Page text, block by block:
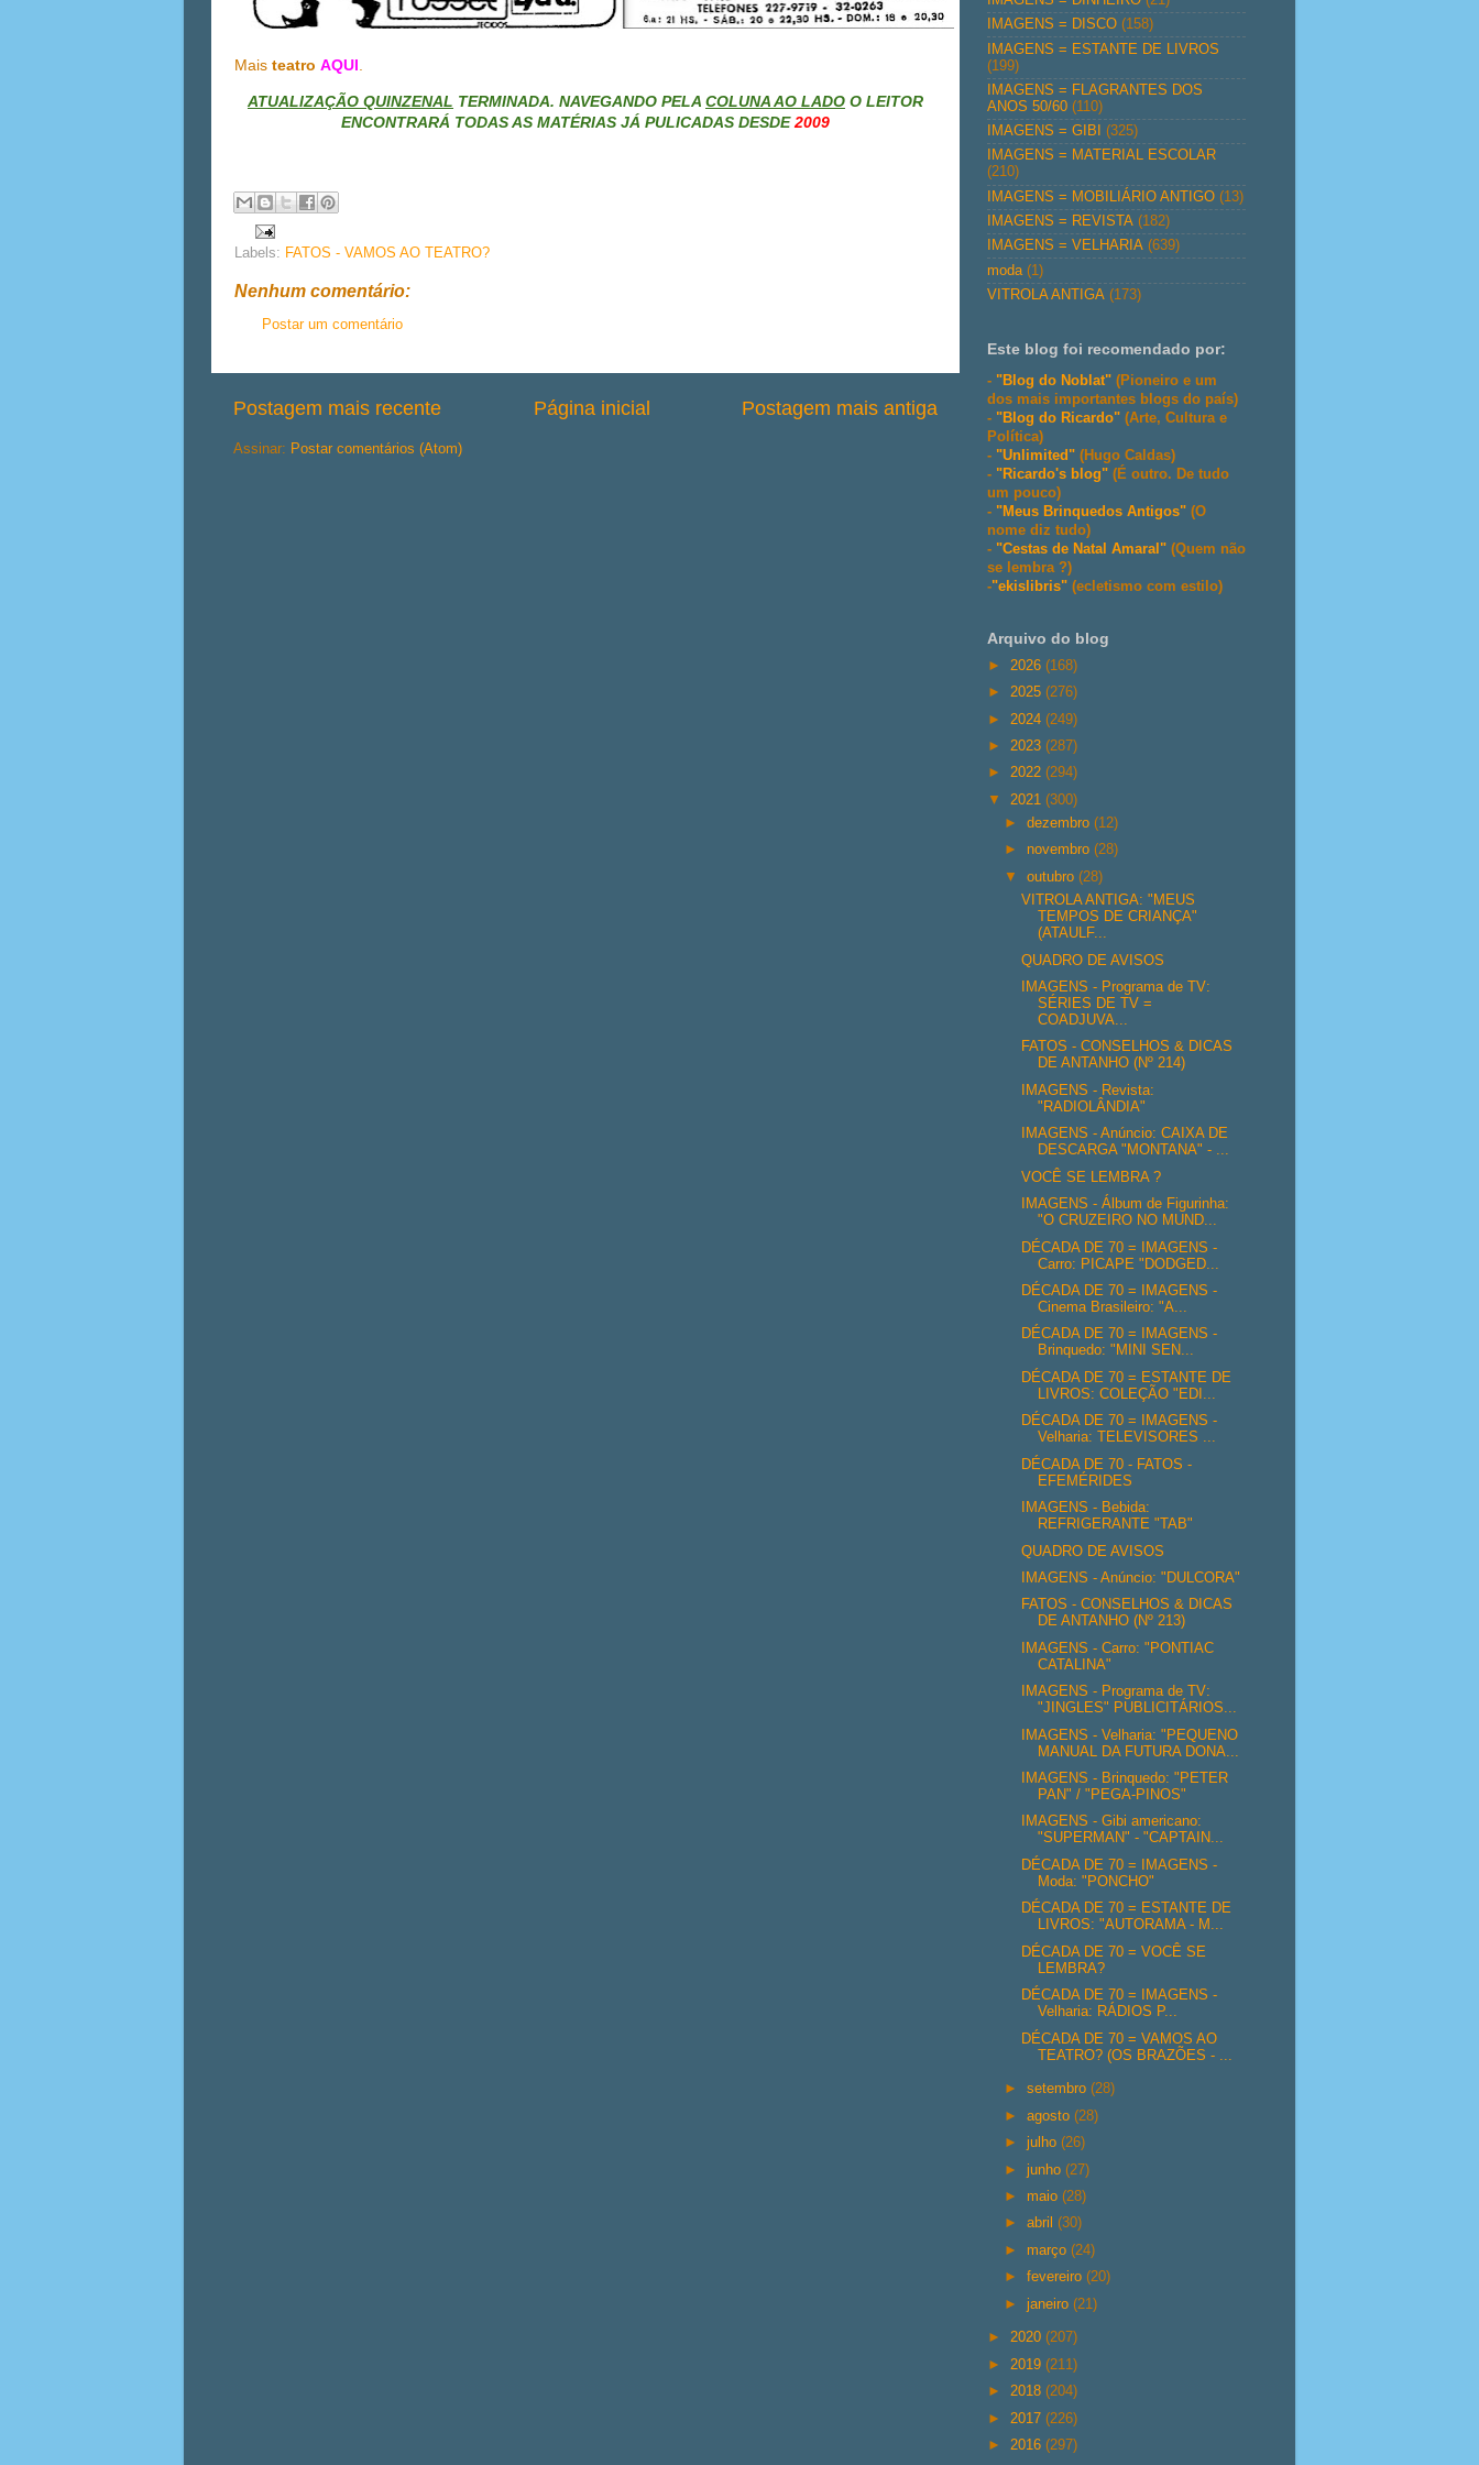
Mais teatro AQUI.
ATUALIZAÇÃO QUINZENAL TERMINADA. NAVEGANDO PELA COLUNA AO LADO O LEITOR
ENCONTRARÁ TODAS AS MATÉRIAS JÁ PULICADAS DESDE2009
Labels: FATOS - VAMOS AO TEATRO?
Nenhum comentário:
Postar um comentário
Postagem mais recente Postagem mais antiga
Página inicial
Assinar: Postar comentários (Atom)
IMAGENS = DISCO (158)
IMAGENS = ESTANTE DE LIVROS
(199)
IMAGENS = FLAGRANTES DOS
ANOS 50/60 (110)
IMAGENS = GIBI
(325)
IMAGENS = MATERIAL ESCOLAR
(210)
IMAGENS = MOBILIÁRIO ANTIGO (13)
IMAGENS = REVISTA (182)
IMAGENS = VELHARIA (639)
moda (1)
VITROLA ANTIGA (173)
Este blog foi recomendado por:
- "Blog do Noblat" (Pioneiro e um
dos mais importantes blogs do país)
- "Blog do Ricardo" (Arte, Cultura e
Política)
- "Unlimited" (Hugo Caldas)
- "Ricardo's blog" (É outro. De tudo
um pouco)
- "Meus Brinquedos Antigos" (O
nome diz tudo)
- "Cestas de Natal Amaral" (Quem não
se lembra ?)
-"ekislibris" (ecletismo com estilo)
Arquivo do blog
► 2026 (168)
► 2025 (276)
► 2024 (249)
► 2023 (287)
► 2022 (294)
▼ 2021 (300)
►dezembro(12)
► novembro(28)
▼outubro(28)
VITROLA ANTIGA: "MEUS
TEMPOS DE CRIANÇA"
(ATAULF...
QUADRO DE AVISOS
IMAGENS - Programa de TV:
SÉRIES DE TV =
COADJUVA...
FATOS - CONSELHOS & DICAS
DE ANTANHO (Nº 214)
IMAGENS - Revista:
"RADIOLÂNDIA"
IMAGENS - Anúncio: CAIXA DE
DESCARGA "MONTANA" - ...
VOCÊ SE LEMBRA ?
IMAGENS - Álbum de Figurinha:
"O CRUZEIRO NO MUND...
DÉCADA DE 70 = IMAGENS -
Carro: PICAPE "DODGED...
DÉCADA DE 70 = IMAGENS -
Cinema Brasileiro: "A...
DÉCADA DE 70 = IMAGENS -
Brinquedo: "MINI SEN...
DÉCADA DE 70 = ESTANTE DE
LIVROS: COLEÇÃO "EDI...
DÉCADA DE 70 = IMAGENS -
Velharia: TELEVISORES ...
DÉCADA DE 70 - FATOS -
EFEMÉRIDES
IMAGENS - Bebida:
REFRIGERANTE "TAB"
QUADRO DE AVISOS
IMAGENS - Anúncio: "DULCORA"
FATOS - CONSELHOS & DICAS
DE ANTANHO (Nº 213)
IMAGENS - Carro: "PONTIAC
CATALINA"
IMAGENS - Programa de TV:
"JINGLES" PUBLICITÁRIOS...
IMAGENS - Velharia: "PEQUENO
MANUAL DA FUTURA DONA...
IMAGENS - Brinquedo: "PETER
PAN" / "PEGA-PINOS"
IMAGENS - Gibi americano:
"SUPERMAN" - "CAPTAIN...
DÉCADA DE 70 = IMAGENS -
Moda: "PONCHO"
DÉCADA DE 70 = ESTANTE DE
LIVROS: "AUTORAMA - M...
DÉCADA DE 70 = VOCÊ SE
LEMBRA?
DÉCADA DE 70 = IMAGENS -
Velharia: RÁDIOS P...
DÉCADA DE 70 = VAMOS AO
TEATRO? (OS BRAZÕES - ...
►setembro(28)
►agosto(28)
►julho(26)
►junho(27)
► maio(28)
►abril(30)
► março(24)
►fevereiro(20)
►janeiro(21)
► 2020 (207)
► 2019 (211)
► 2018 (204)
► 2017 (226)
► 2016 (297)